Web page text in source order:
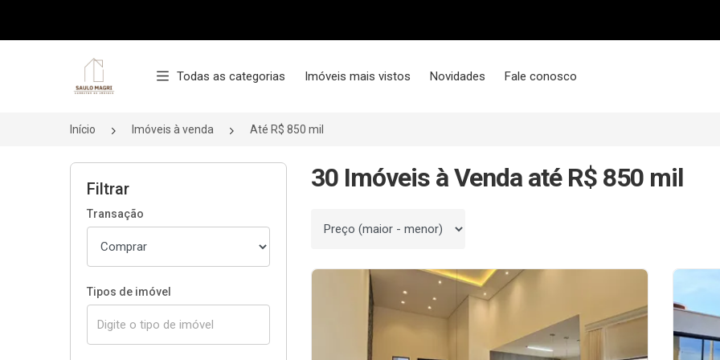
Página inicial
Todas as categorias Imóveis mais vistos Novidades Fale conosco
Início Imóveis à venda Até R$ 850 mil
Filtrar
Transação
Tipos de imóvel
30 Imóveis à Venda até R$ 850 mil
Ordenar por